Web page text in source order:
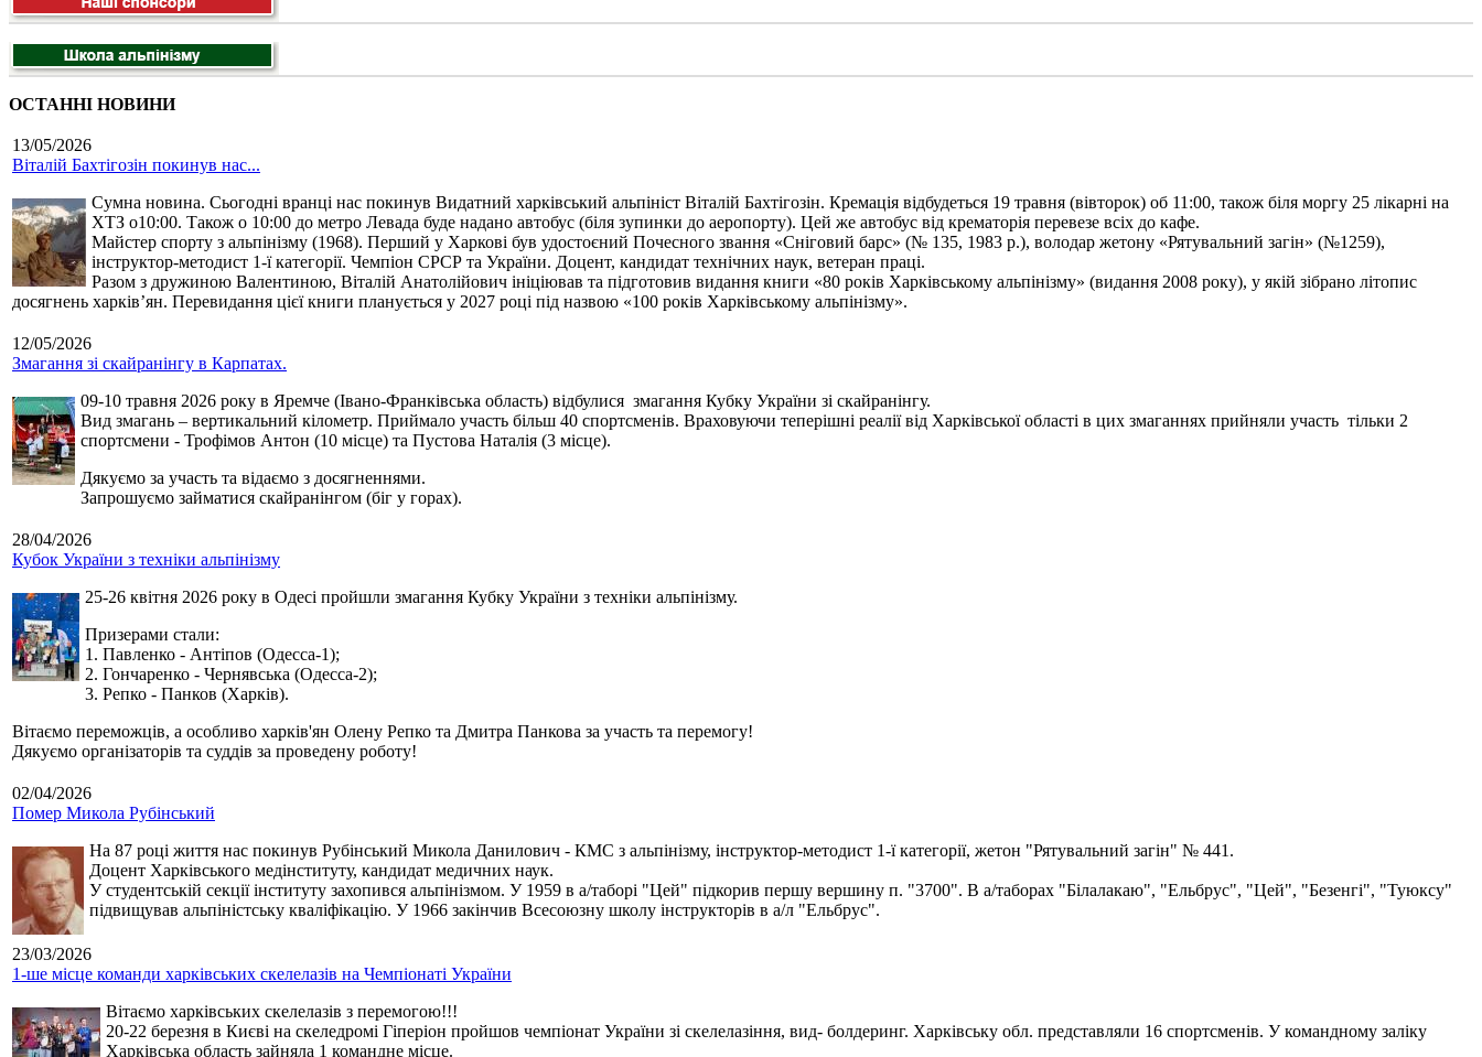
ОСТАННІ НОВИНИ
13/05/2026
Віталій Бахтігозін покинув нас...
Сумна новина. Сьогодні вранці нас покинув Видатний харківський альпініст Віталій Бахтігозін. Кремація відбудеться 19 травня (вівторок) об 11:00, також біля моргу 25 лікарні на
ХТЗ о10:00. Також о 10:00 до метро Левада буде надано автобус (біля зупинки до аеропорту). Цей же автобус від крематорія перевезе всіх до кафе.
Майстер спорту з альпінізму (1968). Перший у Харкові був удостоєний Почесного звання «Сніговий барс» (№ 135, 1983 р.), володар жетону «Рятувальний загін» (№1259),
інструктор-методист 1-ї категорії. Чемпіон СРСР та України. Доцент, кандидат технічних наук, ветеран праці.
Разом з дружиною Валентиною, Віталій Анатолійович ініціював та підготовив видання книги «80 років Харківському альпінізму» (видання 2008 року), у якій зібрано літопис
досягнень харків’ян. Перевидання цієї книги планується у 2027 році під назвою «100 років Харківському альпінізму».
12/05/2026
Змагання зі скайранінгу в Карпатах.
09-10 травня 2026 року в Яремче (Івано-Франківська область) відбулися змагання Кубку України зі скайранінгу.
Вид змагань – вертикальний кілометр. Приймало участь більш 40 спортсменів. Враховуючи теперішні реалії від Харківської області в цих змаганнях прийняли участь тільки 2
спортсмени - Трофімов Антон (10 місце) та Пустова Наталія (3 місце).
Дякуємо за участь та відаємо з досягненнями.
Запрошуємо займатися скайранінгом (біг у горах).
28/04/2026
Кубок України з техніки альпінізму
25-26 квітня 2026 року в Одесі пройшли змагання Кубку України з техніки альпінізму.
Призерами стали:
1. Павленко - Антіпов (Одесса-1);
2. Гончаренко - Чернявська (Одесса-2);
3. Репко - Панков (Харків).
Вітаємо переможців, а особливо харків'ян Олену Репко та Дмитра Панкова за участь та перемогу!
Дякуємо організаторів та суддів за проведену роботу!
02/04/2026
Помер Микола Рубінський
На 87 році життя нас покинув Рубінський Микола Данилович - КМС з альпінізму, інструктор-методист 1-ї категорії, жетон "Рятувальний загін" № 441.
Доцент Харківського медінституту, кандидат медичних наук.
У студентській секції інституту захопився альпінізмом. У 1959 в а/таборі "Цей" підкорив першу вершину п. "3700". В а/таборах "Білалакаю", "Ельбрус", "Цей", "Безенгі", "Туюксу"
підвищував альпіністську кваліфікацію. У 1966 закінчив Всесоюзну школу інструкторів в а/л "Ельбрус".
23/03/2026
1-ше місце команди харківських скелелазів на Чемпіонаті України
Вітаємо харківських скелелазів з перемогою!!!
20-22 березня в Києві на скеледромі Гіперіон пройшов чемпіонат України зі скелелазіння, вид- болдеринг. Харківську обл. представляли 16 спортсменів. У командному заліку
Харківська область зайняла 1 командне місце.